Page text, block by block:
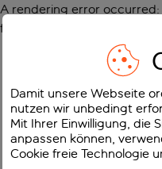
A rendering error occurred:
function
Damit unsere Webseite
nutzen wir unbedingt
Mit Ihrer Einwilligung, die
anpassen können,
Cookie freie Technologie